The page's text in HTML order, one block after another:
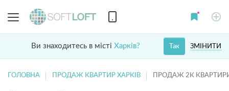
Ви знаходитесь в місті Харків? ЗМІНИТИ
Так
ГОЛОВНА ПРОДАЖ КВАРТИР ХАРКІВ ПРОДАЖ 2К